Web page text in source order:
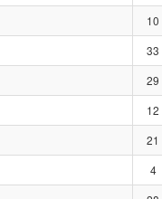
10
33
29
12
21
4